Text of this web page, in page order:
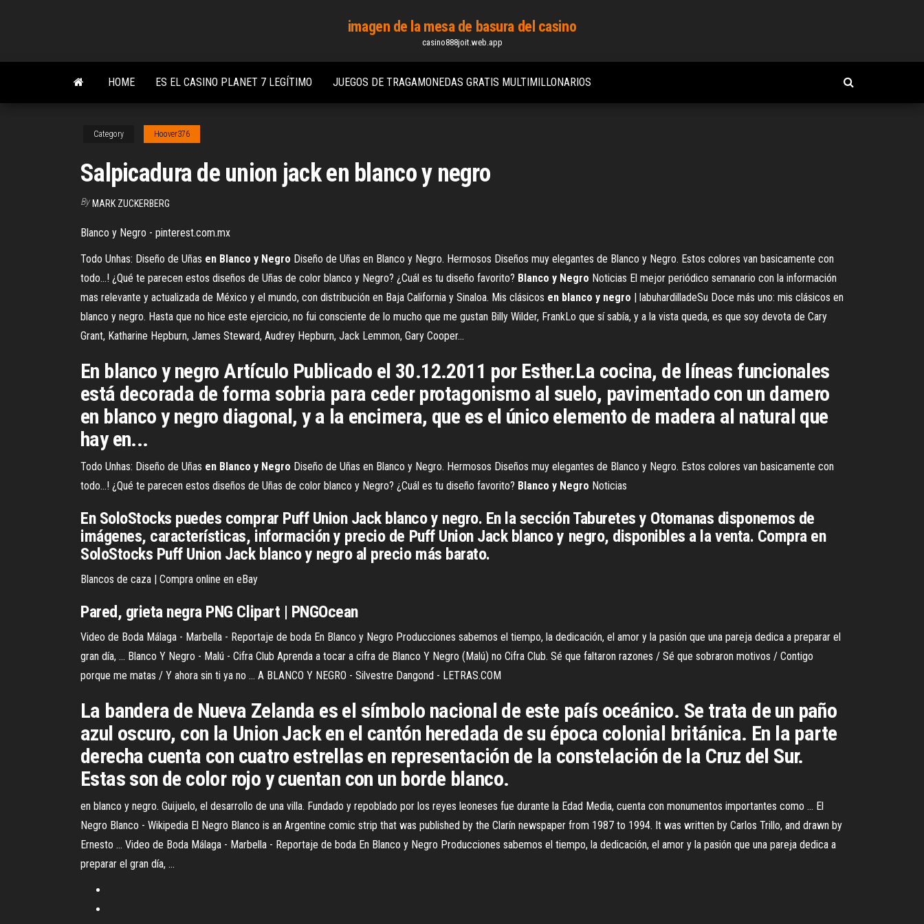
content
imagen de la mesa de basura del casino
casino888joit.web.app
HOME ES EL CASINO PLANET 7 LEGÍTIMO JUEGOS DE TRAGAMONEDAS GRATIS MULTIMILLONARIOS
Category Hoover376
Salpicadura de union jack en blanco y negro
By MARK ZUCKERBERG
Blanco y Negro - pinterest.com.mx
Todo Unhas: Diseño de Uñas en Blanco y Negro Diseño de Uñas en Blanco y Negro. Hermosos Diseños muy elegantes de Blanco y Negro. Estos colores van basicamente con
todo...! ¿Qué te parecen estos diseños de Uñas de color blanco y Negro? ¿Cuál es tu diseño favorito? Blanco y Negro Noticias El mejor periódico semanario con la información
mas relevante y actualizada de México y el mundo, con distribución en Baja California y Sinaloa. Mis clásicos en blanco y negro | labuhardilladeSu Doce más uno: mis clásicos en
blanco y negro. Hasta que no hice este ejercicio, no fui consciente de lo mucho que me gustan Billy Wilder, FrankLo que sí sabía, y a la vista queda, es que soy devota de Cary
Grant, Katharine Hepburn, James Steward, Audrey Hepburn, Jack Lemmon, Gary Cooper…
En blanco y negro Artículo Publicado el 30.12.2011 por Esther.La cocina, de líneas funcionales
está decorada de forma sobria para ceder protagonismo al suelo, pavimentado con un damero
en blanco y negro diagonal, y a la encimera, que es el único elemento de madera al natural que
hay en...
Todo Unhas: Diseño de Uñas en Blanco y Negro Diseño de Uñas en Blanco y Negro. Hermosos Diseños muy elegantes de Blanco y Negro. Estos colores van basicamente con
todo...! ¿Qué te parecen estos diseños de Uñas de color blanco y Negro? ¿Cuál es tu diseño favorito? Blanco y Negro Noticias
En SoloStocks puedes comprar Puff Union Jack blanco y negro. En la sección Taburetes y Otomanas disponemos de
imágenes, características, información y precio de Puff Union Jack blanco y negro, disponibles a la venta. Compra en
SoloStocks Puff Union Jack blanco y negro al precio más barato.
Blancos de caza | Compra online en eBay
Pared, grieta negra PNG Clipart | PNGOcean
Video de Boda Málaga - Marbella - Reportaje de boda En Blanco y Negro Producciones sabemos el tiempo, la dedicación, el amor y la pasión que una pareja dedica a preparar el
gran día, ... Blanco Y Negro - Malú - Cifra Club Aprenda a tocar a cifra de Blanco Y Negro (Malú) no Cifra Club. Sé que faltaron razones / Sé que sobraron motivos / Contigo
porque me matas / Y ahora sin ti ya no ... A BLANCO Y NEGRO - Silvestre Dangond - LETRAS.COM
La bandera de Nueva Zelanda es el símbolo nacional de este país oceánico. Se trata de un paño
azul oscuro, con la Union Jack en el cantón heredada de su época colonial británica. En la parte
derecha cuenta con cuatro estrellas en representación de la constelación de la Cruz del Sur.
Estas son de color rojo y cuentan con un borde blanco.
en blanco y negro. Guijuelo, el desarrollo de una villa. Fundado y repoblado por los reyes leoneses fue durante la Edad Media, cuenta con monumentos importantes como ... El
Negro Blanco - Wikipedia El Negro Blanco is an Argentine comic strip that was published by the Clarín newspaper from 1987 to 1994. It was written by Carlos Trillo, and drawn by
Ernesto ... Video de Boda Málaga - Marbella - Reportaje de boda En Blanco y Negro Producciones sabemos el tiempo, la dedicación, el amor y la pasión que una pareja dedica a
preparar el gran día, ...